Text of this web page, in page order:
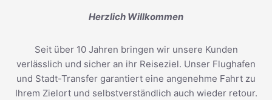
Herzlich Willkommen
Seit über 10 Jahren bringen wir unsere Kunden
verlässlich und sicher an ihr Reiseziel. Unser Flughafen
und Stadt-Transfer garantiert eine angenehme Fahrt zu
Ihrem Zielort und selbstverständlich auch wieder retour.